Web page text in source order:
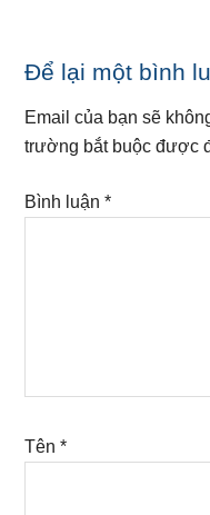
Reader
Interactions
Để lại một bình
Email của bạn sẽ
trường bắt buộc được
Bình luận*
Tên*